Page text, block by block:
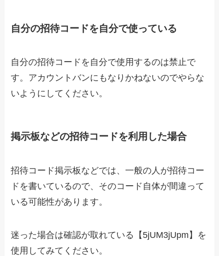
自分の招待コードを自分で使っている
自分の招待コードを自分で使用するのは禁止で
す。アカウントバンにもなりかねないのでやらな
いようにしてください。
掲示板などの招待コードを利用した場合
招待コード掲示板などでは、一般の人が招待コー
ドを書いているので、そのコード自体が間違って
いる可能性があります。
迷った場合は確認が取れている【5jUM3jUpm】を
使用してみてください。